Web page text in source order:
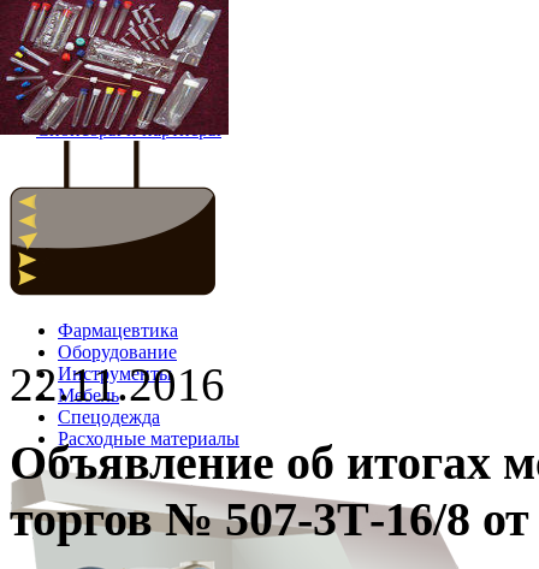
Главная
Новости
Спонсоры и партнёры
Фармацевтика
Оборудование
Инструменты
Мебель
Спецодежда
Расходные материалы
22.11.2016
Объявление об итогах
торгов № 507-3Т-16/8 от